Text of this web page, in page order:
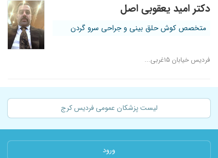
دکتر امید یعقوبی اصل
متخصص کوش حلق بینی و جراحی سرو گردن
فردیس خیابان ۱۵غربی...
لیست پزشکان عمومی فردیس کرج
ورود